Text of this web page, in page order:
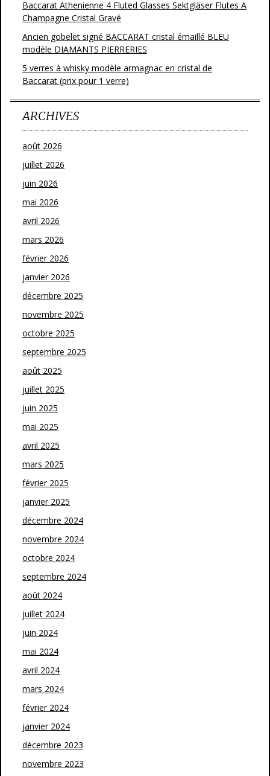
Baccarat Athenienne 4 Fluted Glasses Sektgläser Flutes A
Champagne Cristal Gravé
Ancien gobelet signé BACCARAT cristal émaillé BLEU
modèle DIAMANTS PIERRERIES
5 verres à whisky modèle armagnac en cristal de
Baccarat (prix pour 1 verre)
ARCHIVES
août 2026
juillet 2026
juin 2026
mai 2026
avril 2026
mars 2026
février 2026
janvier 2026
décembre 2025
novembre 2025
octobre 2025
septembre 2025
août 2025
juillet 2025
juin 2025
mai 2025
avril 2025
mars 2025
février 2025
janvier 2025
décembre 2024
novembre 2024
octobre 2024
septembre 2024
août 2024
juillet 2024
juin 2024
mai 2024
avril 2024
mars 2024
février 2024
janvier 2024
décembre 2023
novembre 2023